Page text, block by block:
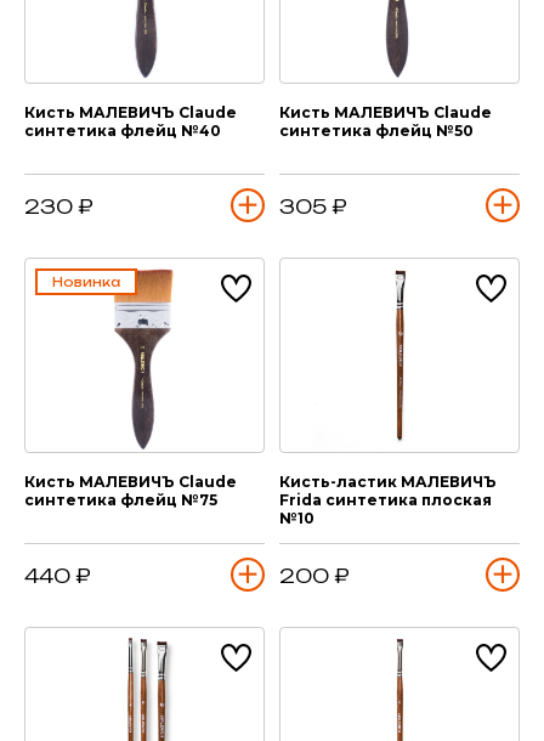
Кисть МАЛЕВИЧЪ Claude
синтетика флейц №40
230 ₽
Кисть МАЛЕВИЧЪ Claude
синтетика флейц №50
305 ₽
Новинка
Кисть МАЛЕВИЧЪ Claude
синтетика флейц №75
440 ₽
Кисть-ластик МАЛЕВИЧЪ
Frida синтетика плоская
№10
200 ₽